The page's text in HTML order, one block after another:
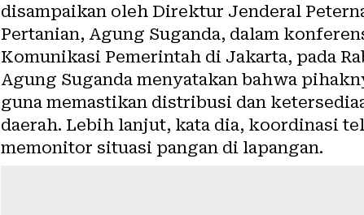
disampaikan oleh Direktur Jenderal
Pertanian, Agung Suganda, dalam
Komunikasi Pemerintah di Jakarta, pada
Agung Suganda menyatakan bahwa
guna memastikan distribusi dan
daerah. Lebih lanjut, kata dia, koordinasi
memonitor situasi pangan di lapangan.